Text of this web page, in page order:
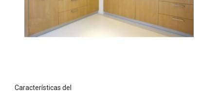
Características del